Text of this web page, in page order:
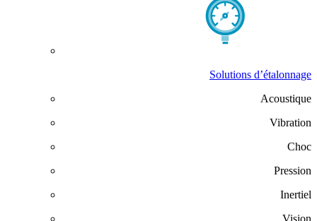
Solutions d’étalonnage
Acoustique
Vibration
Choc
Pression
Inertiel
Vision